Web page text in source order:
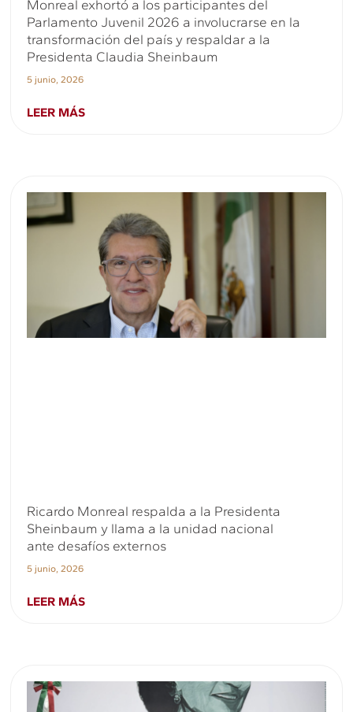
Monreal exhortó a los participantes del
Parlamento Juvenil 2026 a involucrarse en la
transformación del país y respaldar a la
Presidenta Claudia Sheinbaum
5 junio, 2026
LEER MÁS
Ricardo Monreal respalda a la Presidenta
Sheinbaum y llama a la unidad nacional
ante desafíos externos
5 junio, 2026
LEER MÁS